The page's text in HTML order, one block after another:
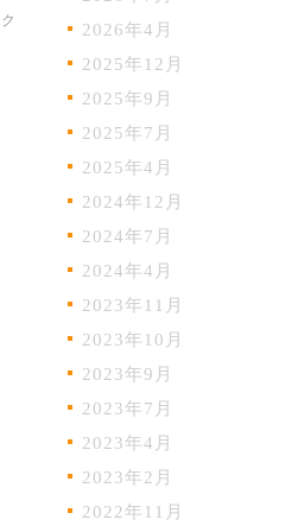
2026年4月
2025年12月
2025年9月
2025年7月
2025年4月
2024年12月
2024年7月
2024年4月
2023年11月
2023年10月
2023年9月
2023年7月
2023年4月
2023年2月
2022年11月